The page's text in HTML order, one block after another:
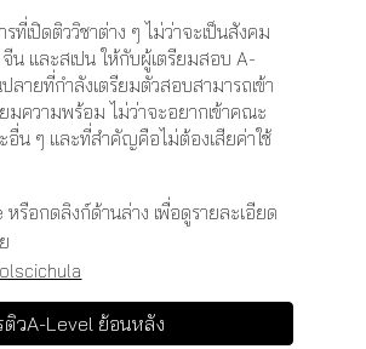
ที่เปิดติววิชาต่าง ๆ ไม่ว่าจะเป็นสังคม
น และสเปน ให้กับผู้เตรียมสอบ A-
ายที่กำลังเตรียมตัวสอบสามารถเข้า
มความพร้อม ไม่ว่าจะอยากเข้าคณะ
อื่น ๆ และที่สำคัญคือไม่ต้องเสียค่าใช้
รือกดลิงก์ด้านล่าง เพื่อดูรายละเอียด
วA-Level ย้อนหลัง